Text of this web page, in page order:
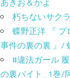
朽ちないサク
蝶野正洋 『
事件の裏の裏 』/
#違法ガール
の裏バイト_1巻/